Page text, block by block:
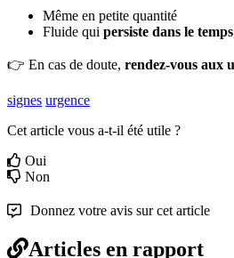
Même en petite quantité
Fluide qui persiste dans le temps
 En cas de doute, rendez-vous aux
signes urgence
Cet article vous a-t-il été utile ?
Oui
Non
Donnez votre avis sur cet article
Articles en rapport